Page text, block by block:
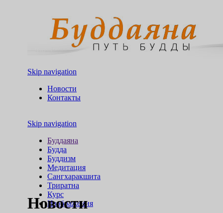
Skip navigation
Новости
Контакты
Skip navigation
Буддаяна
Будда
Буддизм
Медитация
Сангхаракшита
Триратна
Курс
Изображения
Новости